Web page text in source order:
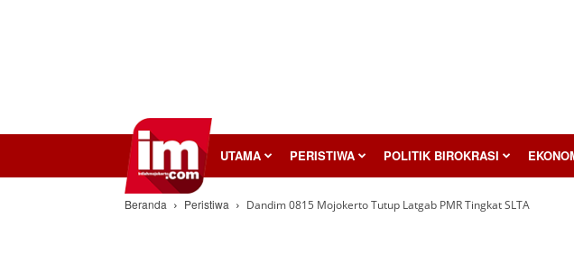
InilahMojokerto UTAMA PERISTIWA POLITIK BIROKRASI
Beranda Peristiwa Dandim 0815 Mojokerto Tutup Latgab PMR Tingkat SLTA